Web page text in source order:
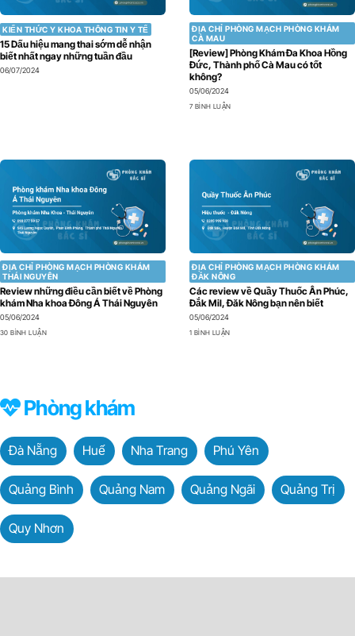
KIẾN THỨC Y KHOA THÔNG TIN Y TẾ
15 Dấu hiệu mang thai sớm dễ nhận
biết nhất ngay những tuần đầu
06/07/2024
ĐỊA CHỈ PHÒNG MẠCH PHÒNG KHÁM
CÀ MAU
[Review] Phòng Khám Đa Khoa Hồng
Đức, Thành phố Cà Mau có tốt
không?
05/06/2024
7 BÌNH LUẬN
ĐỊA CHỈ PHÒNG MẠCH PHÒNG KHÁM
THÁI NGUYÊN
Review những điều cần biết về Phòng
khám Nha khoa Đông Á Thái Nguyên
05/06/2024
30 BÌNH LUẬN
ĐỊA CHỈ PHÒNG MẠCH PHÒNG KHÁM
ĐẮK NÔNG
Các review về Quầy Thuốc Ân Phúc,
Đắk Mil, Đăk Nông bạn nên biết
05/06/2024
1 BÌNH LUẬN
Phòng khám
Đà Nẵng Huế Nha Trang Phú Yên
Quảng Bình Quảng Nam Quảng Ngãi Quảng Trị
Quy Nhơn